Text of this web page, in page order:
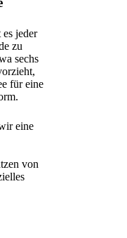
jeder
zu
sechs
für eine
eine
von